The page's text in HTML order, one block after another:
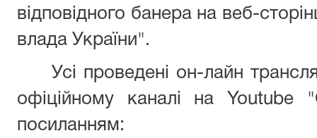
відповідного банера на веб-
влада України".
Усі проведені он-лайн
офіційному каналі на Youtube
посиланням: